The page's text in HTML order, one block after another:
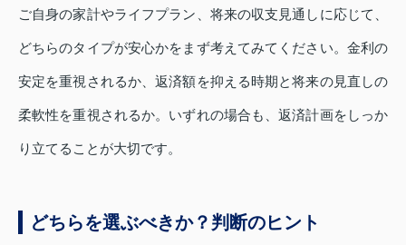
ご自身の家計やライフプラン、将来の収支見通しに応じて、
どちらのタイプが安心かをまず考えてみてください。金利の
安定を重視されるか、返済額を抑える時期と将来の見直しの
柔軟性を重視されるか。いずれの場合も、返済計画をしっか
り立てることが大切です。
どちらを選ぶべきか？判断のヒント